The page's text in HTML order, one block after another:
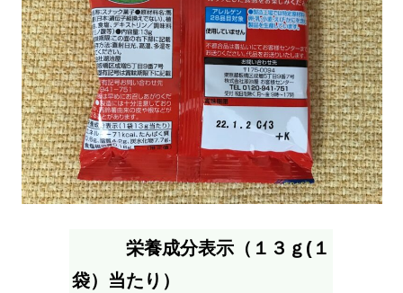
栄養成分表示（１３ｇ(１
袋）当たり）